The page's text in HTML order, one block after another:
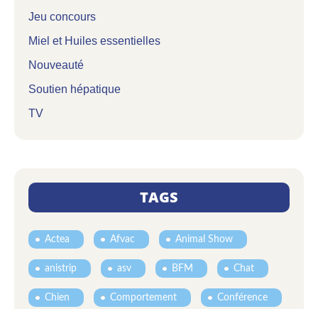
Jeu concours
Miel et Huiles essentielles
Nouveauté
Soutien hépatique
TV
TAGS
Actea Afvac Animal Show
anistrip asv BFM Chat
Chien Comportement Conférence